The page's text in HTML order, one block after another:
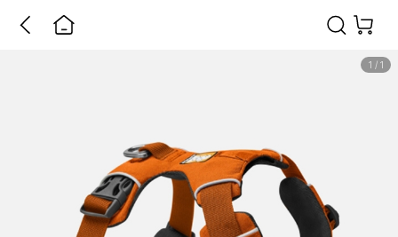
1 / 1